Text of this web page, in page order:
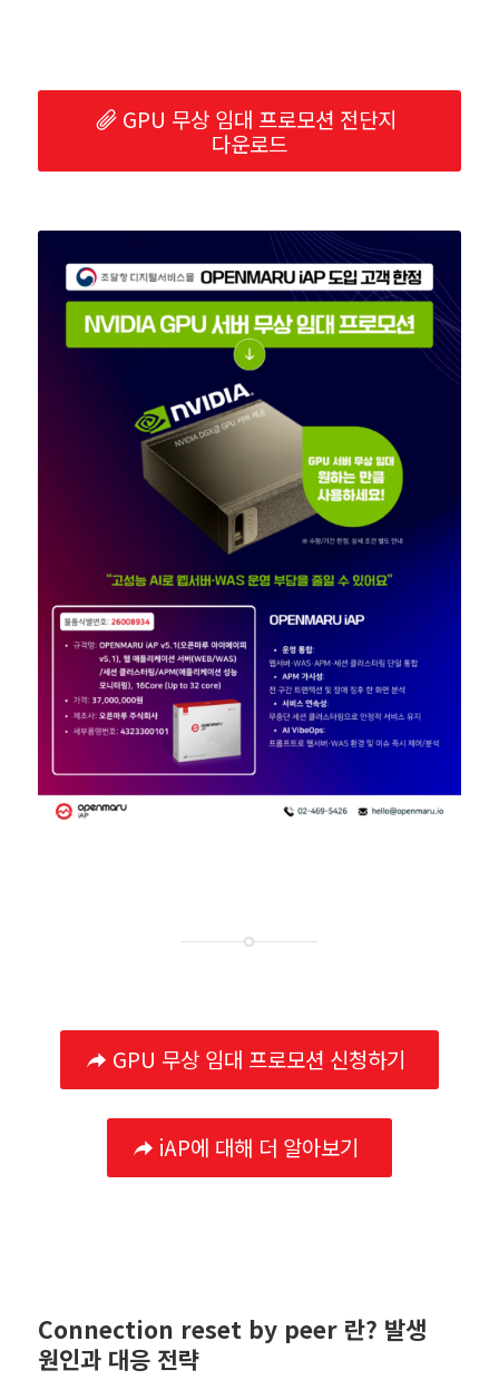
GPU 무상 임대 프로모션 전단지
다운로드
GPU 무상 임대 프로모션 신청하기
iAP에 대해 더 알아보기
Connection reset by peer 란? 발생
원인과 대응 전략